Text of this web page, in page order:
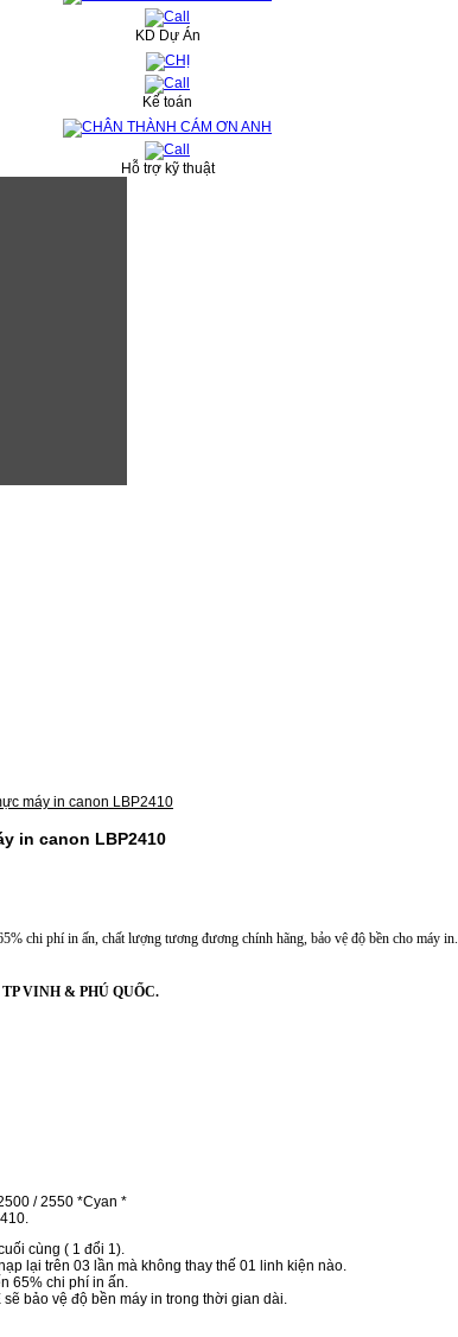
KD Dự Án
Kế toán
Hỗ trợ kỹ thuật
in canon LBP2410
chi phí in ấn, chất lượng tương đương chính hãng, bảo vệ độ bền cho máy in.
VINH & PHÚ QUỐC.
/ 2550 *Cyan *
cùng ( 1 đổi 1).
lại trên 03 lần mà không thay thế 01 linh kiện nào.
65% chi phí in ấn.
bảo vệ độ bền máy in trong thời gian dài.